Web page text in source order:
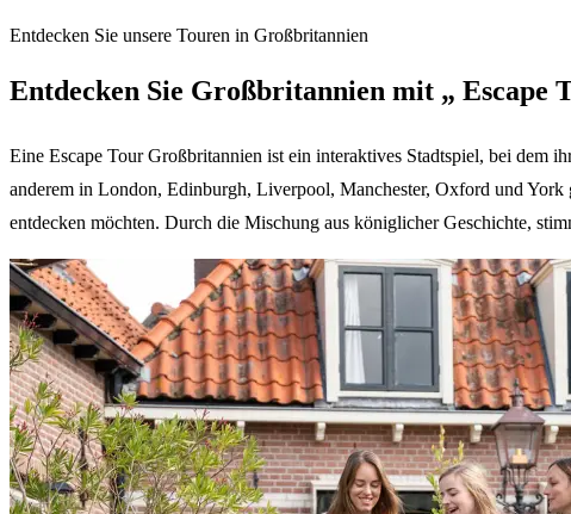
Entdecken Sie unsere Touren in Großbritannien
Entdecken Sie Großbritannien mit „ Escape
Eine Escape Tour Großbritannien ist ein interaktives Stadtspiel, bei dem
anderem in London, Edinburgh, Liverpool, Manchester, Oxford und
entdecken möchten. Durch die Mischung aus königlicher Geschichte,